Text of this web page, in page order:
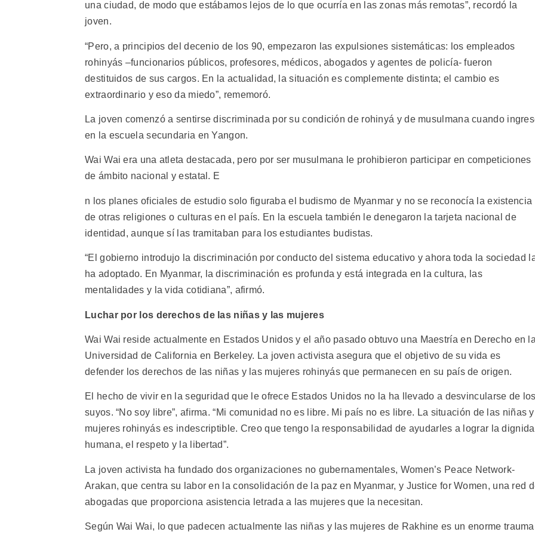
una ciudad, de modo que estábamos lejos de lo que ocurría en las zonas más remotas”, recordó la
joven.
“Pero, a principios del decenio de los 90, empezaron las expulsiones sistemáticas: los empleados
rohinyás –funcionarios públicos, profesores, médicos, abogados y agentes de policía- fueron
destituidos de sus cargos. En la actualidad, la situación es complemente distinta; el cambio es
extraordinario y eso da miedo”, rememoró.
La joven comenzó a sentirse discriminada por su condición de rohinyá y de musulmana cuando
en la escuela secundaria en Yangon.
Wai Wai era una atleta destacada, pero por ser musulmana le prohibieron participar en competiciones
de ámbito nacional y estatal. E
n los planes oficiales de estudio solo figuraba el budismo de Myanmar y no se reconocía la existencia
de otras religiones o culturas en el país. En la escuela también le denegaron la tarjeta nacional de
identidad, aunque sí las tramitaban para los estudiantes budistas.
“El gobierno introdujo la discriminación por conducto del sistema educativo y ahora toda la sociedad
ha adoptado. En Myanmar, la discriminación es profunda y está integrada en la cultura, las
mentalidades y la vida cotidiana”, afirmó.
Luchar por los derechos de las niñas y las mujeres
Wai Wai reside actualmente en Estados Unidos y el año pasado obtuvo una Maestría en Derecho en
Universidad de California en Berkeley. La joven activista asegura que el objetivo de su vida es
defender los derechos de las niñas y las mujeres rohinyás que permanecen en su país de origen.
El hecho de vivir en la seguridad que le ofrece Estados Unidos no la ha llevado a desvincularse de
suyos. “No soy libre”, afirma. “Mi comunidad no es libre. Mi país no es libre. La situación de las niñas y
mujeres rohinyás es indescriptible. Creo que tengo la responsabilidad de ayudarles a lograr la
humana, el respeto y la libertad”.
La joven activista ha fundado dos organizaciones no gubernamentales, Women’s Peace Network-
Arakan, que centra su labor en la consolidación de la paz en Myanmar, y Justice for Women, una red
abogadas que proporciona asistencia letrada a las mujeres que la necesitan.
Según Wai Wai, lo que padecen actualmente las niñas y las mujeres de Rakhine es un enorme